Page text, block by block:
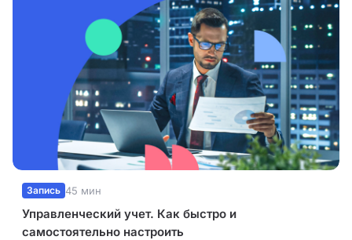
Запись 45 мин
Управленческий учет. Как быстро и
самостоятельно настроить